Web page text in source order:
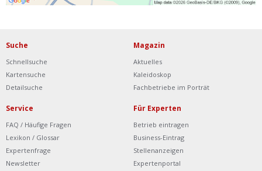
Suche
Schnellsuche
Kartensuche
Detailsuche
Magazin
Aktuelles
Kaleidoskop
Fachbetriebe im Porträt
Service
FAQ / Häufige Fragen
Lexikon / Glossar
Expertenfrage
Newsletter
Für Experten
Betrieb eintragen
Business-Eintrag
Stellenanzeigen
Expertenportal